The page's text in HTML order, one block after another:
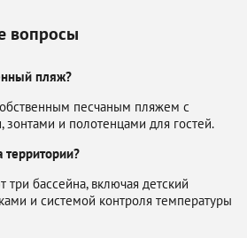
вопросы
пляж?
песчаным пляжем с
и полотенцами для гостей.
территории?
три бассейна, включая детский
и системой контроля температуры